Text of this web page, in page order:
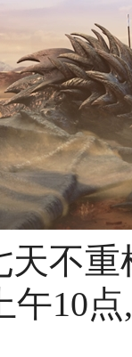
天不
午10